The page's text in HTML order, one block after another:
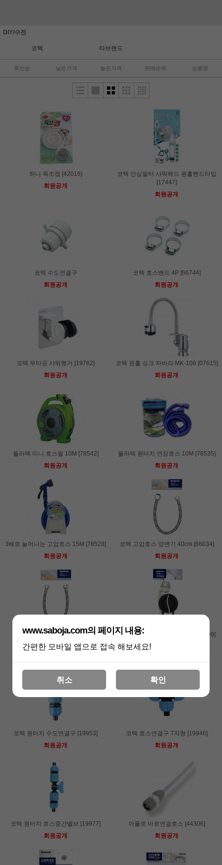
DIY/수전
코텍 타브랜드
최신순 낮은가격 높은가격 판매순위 상품명
하니 욕조캡 [42016]
회원공개
코텍 안심필터 샤워헤드 원홀핸드타입
[17447]
회원공개
코텍 수도연결구
회원공개
코텍 호스밴드 4P [66744]
회원공개
코텍 무타공 샤워행거 [19762]
회원공개
코텍 원홀 싱크 자바라 MK-106 [07615]
회원공개
플라텍 미니 호스릴 10M [78542]
회원공개
플라텍 원터치 연장호스 10M [78535]
회원공개
3배로 늘어나는 고압호스 15M [78528]
회원공개
코텍 고압호스 양변기 40cm [66034]
회원공개
코텍 고압호스 세면기 (소) 40cm
[66041]
코텍 양변기 고무세트 버튼형 [07899]
코텍 원터치 수도연결구 [19953]
회원공개
코텍 호스연결구 T자형 [19946]
회원공개
코텍 원터치 호스중간밸브 [19977]
회원공개
아폴로 바로연결호스 [44306]
회원공개
www.saboja.com의 페이지 내용:
간편한 모바일 앱으로 접속 해보세요!
취소 확인